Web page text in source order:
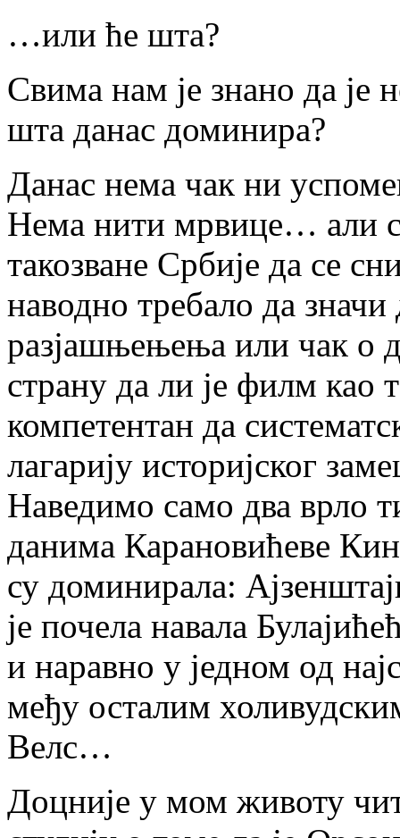
…или ће шта?
Свима нам је знано да
шта данас доминира?
Данас нема чак ни
Нема нити мрвице… али
такозване Србије да се
наводно требало да
разјашњењења или чак о
страну да ли је филм као
компетентан да
лагарију историјског
Наведимо само два врло
данима Карановићеве
су доминирала:
је почела навала
и наравно у једном од
међу осталим
Велс…
Доцније у мом животу